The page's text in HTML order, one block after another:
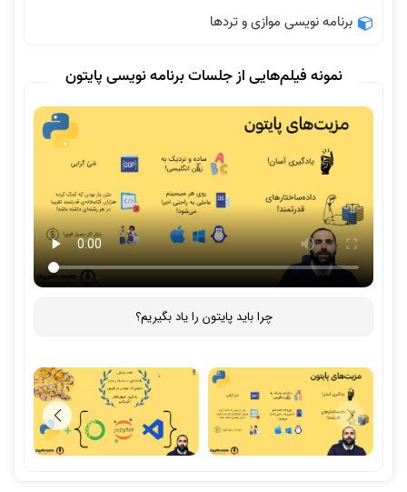
برنامه نویسی موازی و تردها
نمونه فیلم‌هایی از جلسات برنامه نویسی پایتون
چرا باید پایتون را یاد بگیریم؟